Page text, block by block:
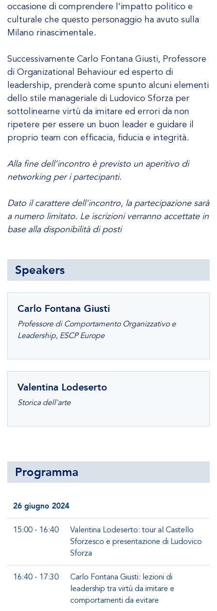
occasione di comprendere l’impatto politico e
culturale che questo personaggio ha avuto sulla
Milano rinascimentale.
Successivamente Carlo Fontana Giusti, Professore
di Organizational Behaviour ed esperto di
leadership, prenderà come spunto alcuni elementi
dello stile manageriale di Ludovico Sforza per
sottolinearne virtù da imitare ed errori da non
ripetere per essere un buon leader e guidare il
proprio team con efficacia, fiducia e integrità.
Alla fine dell’incontro è previsto un aperitivo di
networking per i partecipanti.
Dato il carattere dell'incontro, la partecipazione sarà
a numero limitato. Le iscrizioni verranno accettate in
base alla disponibilità di posti
Speakers
Carlo Fontana Giusti
Professore di Comportamento Organizzativo e
Leadership, ESCP Europe
Valentina Lodeserto
Storica dell'arte
Programma
26 giugno 2024
15:00 - 16:40
Valentina Lodeserto: tour al Castello
Sforzesco e presentazione di Ludovico
Sforza
16:40 - 17:30
Carlo Fontana Giusti: lezioni di
leadership tra virtù da imitare e
comportamenti da evitare